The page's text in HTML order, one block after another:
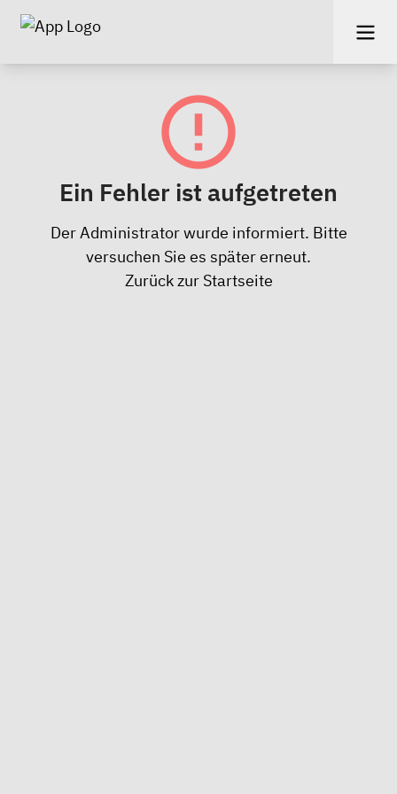
Ein Fehler ist aufgetreten
Der Administrator wurde informiert. Bitte
versuchen Sie es später erneut.
Zurück zur Startseite